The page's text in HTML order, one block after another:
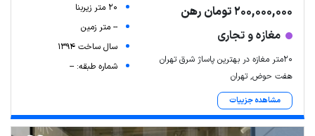
200,000,000 تومان رهن
مغازه و تجاری
20متر مغازه در بهترین پاساژ شرق تهران
هفت حوض, تهران
مشاهده جزییات
20 متر زیربنا
-- متر زمین
سال ساخت 1394
شماره طبقه: --